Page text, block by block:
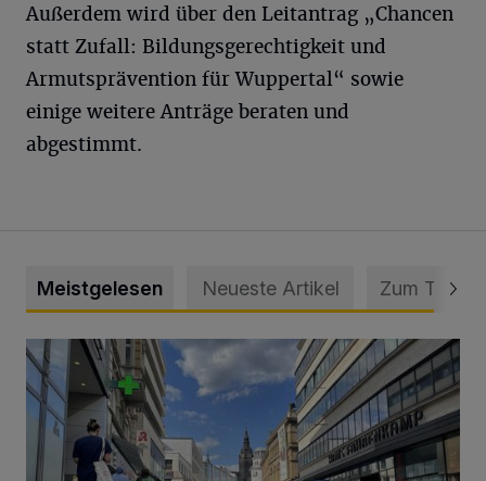
Außerdem wird über den Leitantrag „Chancen
statt Zufall: Bildungsgerechtigkeit und
Armutsprävention für Wuppertal“ sowie
einige weitere Anträge beraten und
abgestimmt.
Meistgelesen Neueste Artikel Zum Thema
Ein Unzustand und Skandal